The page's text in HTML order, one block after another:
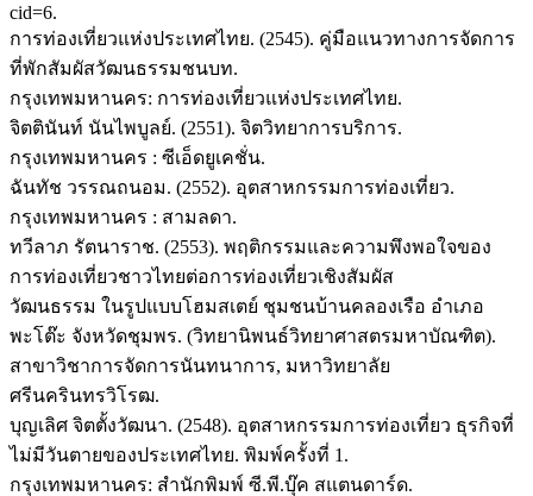
cid=6.
การท่องเที่ยวแห่งประเทศไทย. (2545). คู่มือแนวทางการจัดการ
ที่พักสัมผัสวัฒนธรรมชนบท.
กรุงเทพมหานคร: การท่องเที่ยวแห่งประเทศไทย.
จิตตินันท์ นันไพบูลย์. (2551). จิตวิทยาการบริการ.
กรุงเทพมหานคร : ซีเอ็ดยูเคชั่น.
ฉันทัช วรรณถนอม. (2552). อุตสาหกรรมการท่องเที่ยว.
กรุงเทพมหานคร : สามลดา.
ทวีลาภ รัตนาราช. (2553). พฤติกรรมและความพึงพอใจของ
การท่องเที่ยวชาวไทยต่อการท่องเที่ยวเชิงสัมผัส
วัฒนธรรม ในรูปแบบโฮมสเตย์ ชุมชนบ้านคลองเรือ อำเภอ
พะโต๊ะ จังหวัดชุมพร. (วิทยานิพนธ์วิทยาศาสตรมหาบัณฑิต).
สาขาวิชาการจัดการนันทนาการ, มหาวิทยาลัย
ศรีนครินทรวิโรฒ.
บุญเลิศ จิตตั้งวัฒนา. (2548). อุตสาหกรรมการท่องเที่ยว ธุรกิจที่
ไม่มีวันตายของประเทศไทย. พิมพ์ครั้งที่ 1.
กรุงเทพมหานคร: สำนักพิมพ์ ซี.พี.บุ๊ค สแตนดาร์ด.